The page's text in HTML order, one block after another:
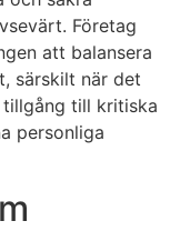
Företag
att balansera
särskilt när det
till kritiska
personliga